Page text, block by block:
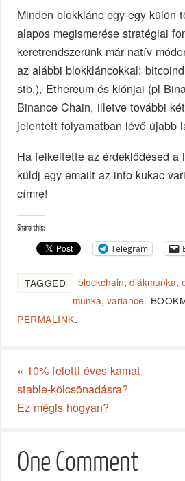
Minden blokklánc egy-egy külön
alapos megismerése stratégiai
keretrendszerünk már natív
az alábbi blokkláncokkal:
stb.), Ethereum és klónjai (pl
Binance Chain, illetve további
jelentett folyamatban lévő újabb
Ha felkeltette az érdeklődésed a
küldj egy emailt az info kukac
címre!
Share this:
Telegram
TAGGED blockchain,diákmunka,
munka,variance.
PERMALINK.
« 10% feletti éves kamat
stable-kölcsönadásra?
Ez mégis hogyan?
One Comment